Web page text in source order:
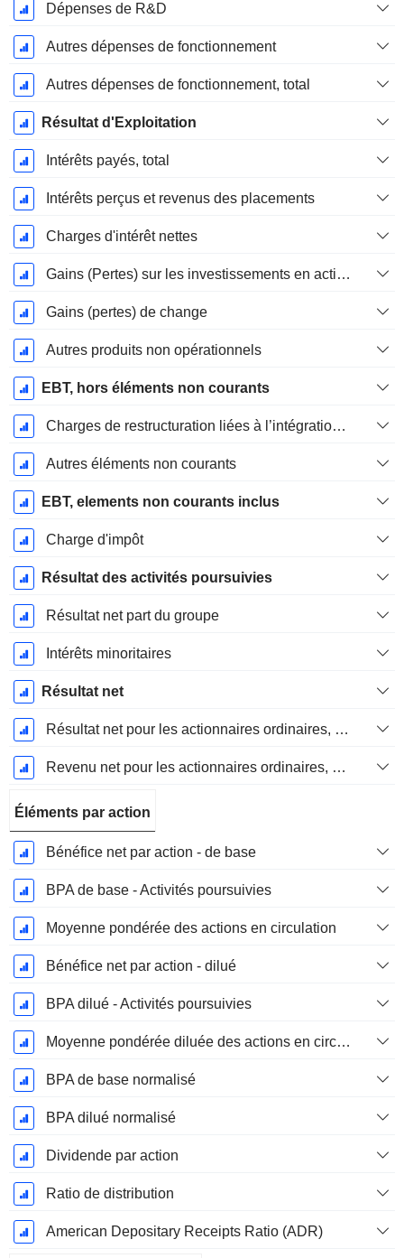
Dépenses de R&D
Autres dépenses de fonctionnement
Autres dépenses de fonctionnement, total
Résultat d'Exploitation
Intérêts payés, total
Intérêts perçus et revenus des placements
Charges d'intérêt nettes
Gains (Pertes) sur les investissements en actions
Gains (pertes) de change
Autres produits non opérationnels
EBT, hors éléments non courants
Charges de restructuration liées à l’intégration d’une nouvelle activité (Fusions, Acquisitions)
Autres éléments non courants
EBT, elements non courants inclus
Charge d'impôt
Résultat des activités poursuivies
Résultat net part du groupe
Intérêts minoritaires
Résultat net
Résultat net pour les actionnaires ordinaires, éléments exceptionnels inclus.
Revenu net pour les actionnaires ordinaires, hors éléments exceptionnelsRésultat net pour les actionnaires ordinaires, éléments exceptionnels exclus.
Éléments par action
Bénéfice net par action - de base
BPA de base - Activités poursuivies
Moyenne pondérée des actions en circulation
Bénéfice net par action - dilué
BPA dilué - Activités poursuivies
Moyenne pondérée diluée des actions en circulation
BPA de base normalisé
BPA dilué normalisé
Dividende par action
Ratio de distribution
American Depositary Receipts Ratio (ADR)